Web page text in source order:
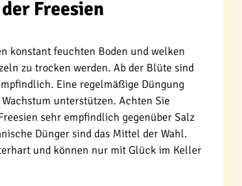
Freesien
konstant feuchten Boden und welken
zu trocken werden. Ab der Blüte sind
Eine regelmäßige Düngung
unterstützen. Achten Sie
sehr empfindlich gegenüber Salz
Dünger sind das Mittel der Wahl.
und können nur mit Glück im Keller